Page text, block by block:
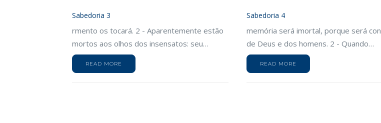
Sabedoria 3
rmento os tocará. 2 - Aparentemente estão
mortos aos olhos dos insensatos: seu…
READ MORE
Sabedoria 4
memória será imortal, porque será
de Deus e dos homens. 2 - Quando…
READ MORE